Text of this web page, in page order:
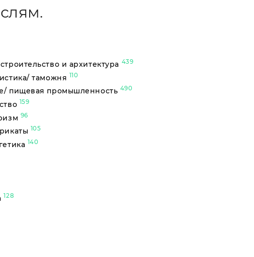
и архитектура 439
таможня 110
пищевая промышленность 490
159
96
105
140
128